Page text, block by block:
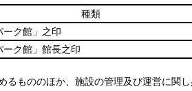
種類
ーク館」之印
ーク館」館長之印
るもののほか、施設の管理及び運営に関